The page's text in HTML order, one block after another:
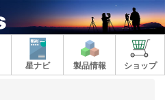
星ナビ 製品情報 ショップ